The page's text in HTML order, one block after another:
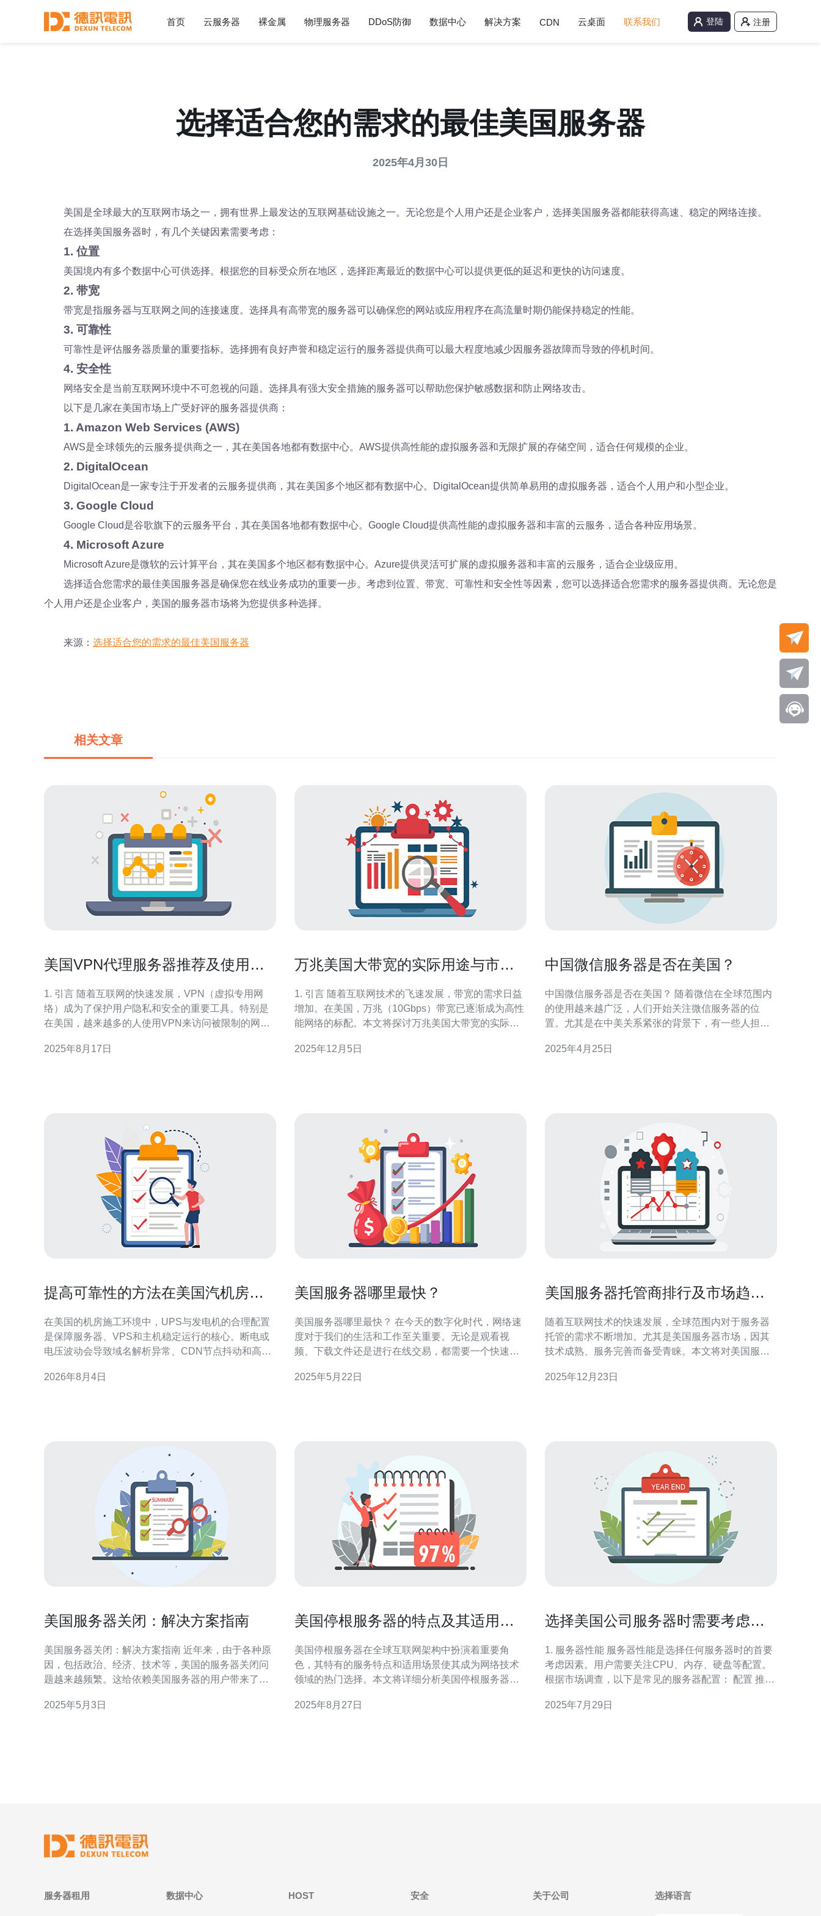
首页 云服务器 裸金属 物理服务器 DDoS防御 数据中心 解决方案 CDN 云桌面 联系我们 登陆 注册
选择适合您的需求的最佳美国服务器
2025年4月30日
美国是全球最大的互联网市场之一，拥有世界上最发达的互联网基础设施之一。无论您是个人用户还是企业客户，选择美国服务器都能获得高速、稳定的网络连接。
在选择美国服务器时，有几个关键因素需要考虑：
1. 位置
美国境内有多个数据中心可供选择。根据您的目标受众所在地区，选择距离最近的数据中心可以提供更低的延迟和更快的访问速度。
2. 带宽
带宽是指服务器与互联网之间的连接速度。选择具有高带宽的服务器可以确保您的网站或应用程序在高流量时期仍能保持稳定的性能。
3. 可靠性
可靠性是评估服务器质量的重要指标。选择拥有良好声誉和稳定运行的服务器提供商可以最大程度地减少因服务器故障而导致的停机时间。
4. 安全性
网络安全是当前互联网环境中不可忽视的问题。选择具有强大安全措施的服务器可以帮助您保护敏感数据和防止网络攻击。
以下是几家在美国市场上广受好评的服务器提供商：
1. Amazon Web Services (AWS)
AWS是全球领先的云服务提供商之一，其在美国各地都有数据中心。AWS提供高性能的虚拟服务器和无限扩展的存储空间，适合任何规模的企业。
2. DigitalOcean
DigitalOcean是一家专注于开发者的云服务提供商，其在美国多个地区都有数据中心。DigitalOcean提供简单易用的虚拟服务器，适合个人用户和小型企业。
3. Google Cloud
Google Cloud是谷歌旗下的云服务平台，其在美国各地都有数据中心。Google Cloud提供高性能的虚拟服务器和丰富的云服务，适合各种应用场景。
4. Microsoft Azure
Microsoft Azure是微软的云计算平台，其在美国多个地区都有数据中心。Azure提供灵活可扩展的虚拟服务器和丰富的云服务，适合企业级应用。
选择适合您需求的最佳美国服务器是确保您在线业务成功的重要一步。考虑到位置、带宽、可靠性和安全性等因素，您可以选择适合您需求的服务器提供商。无论您是
个人用户还是企业客户，美国的服务器市场将为您提供多种选择。
来源： 选择适合您的需求的最佳美国服务器
相关文章
美国VPN代理服务器推荐及使用技
1. 引言 随着互联网的快速发展，VPN（虚拟专用网
络）成为了保护用户隐私和安全的重要工具。特别是
在美国，越来越多的人使用VPN来访问被限制的网
荐几款优秀的美国VPN代理服务器，并分享一些实用
2025年8月17日
万兆美国大带宽的实际用途与市场
1. 引言 随着互联网技术的飞速发展，带宽的需求日益
增加。在美国，万兆（10Gbps）带宽已逐渐成为高性
能网络的标配。本文将探讨万兆美国大带宽的实际用
的应用。 2. 万兆带宽的实际用途 万兆带宽的应用广
2025年12月5日
中国微信服务器是否在美国？
中国微信服务器是否在美国？ 随着微信在全球范围内
的使用越来越广泛，人们开始关注微信服务器的位
置。尤其是在中美关系紧张的背景下，有一些人担心
真的在美国呢？ 根据官方披露的信息，微信服务器主
2025年4月25日
提高可靠性的方法在美国汽机房施
在美国的机房施工环境中，UPS与发电机的合理配置
是保障服务器、VPS和主机稳定运行的核心。断电或
电压波动会导致域名解析异常、CDN节点抖动和高防
常见UPS配置模式包括N、N+1、2N和模块化并联
2026年8月4日
美国服务器哪里最快？
美国服务器哪里最快？ 在今天的数字化时代，网络速
度对于我们的生活和工作至关重要。无论是观看视
频、下载文件还是进行在线交易，都需要一个快速且
网络速度。那么在美国，到底哪里的服务器速度最快
2025年5月22日
美国服务器托管商排行及市场趋势
随着互联网技术的快速发展，全球范围内对于服务器
托管的需求不断增加。尤其是美国服务器市场，因其
技术成熟、服务完善而备受青睐。本文将对美国服务
势。通过比较不同托管商的服务质量与价格，推荐德
2025年12月23日
美国服务器关闭：解决方案指南
美国服务器关闭：解决方案指南 近年来，由于各种原
因，包括政治、经济、技术等，美国的服务器关闭问
题越来越频繁。这给依赖美国服务器的用户带来了很
帮助您应对美国服务器关闭的情况。 在服务器关闭之
2025年5月3日
美国停根服务器的特点及其适用场
美国停根服务器在全球互联网架构中扮演着重要角
色，其特有的服务特点和适用场景使其成为网络技术
领域的热门选择。本文将详细分析美国停根服务器的
务提供商。 什么是美国停根服务器 美国停根服务器是
2025年8月27日
选择美国公司服务器时需要考虑的
1. 服务器性能 服务器性能是选择任何服务器时的首要
考虑因素。用户需要关注CPU、内存、硬盘等配置。
根据市场调查，以下是常见的服务器配置： 配置 推荐
2025年7月29日
服务器租用 数据中心 HOST 安全 关于公司 选择语言